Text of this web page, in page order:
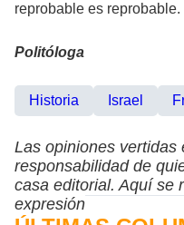
reprobable es
Politóloga
Historia Israel
Las opiniones vertidas
responsabilidad de
casa editorial. Aquí se
expresión